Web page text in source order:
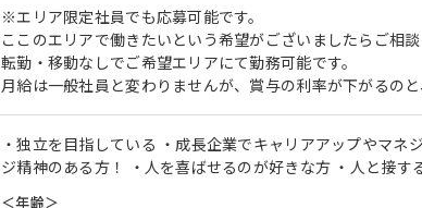
※エリア限定社員でも応募可能です。
ここのエリアで働きたいという希望がございましたらご相談
転勤・移動なしでご希望エリアにて勤務可能です。
月給は一般社員と変わりませんが、賞与の利率が下がるのと
・独立を目指している ・成長企業でキャリアアップやマネ
ジ精神のある方！ ・人を喜ばせるのが好きな方 ・人と接す
＜年齢＞